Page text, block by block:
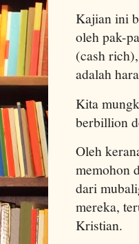
Kajian ini
oleh pak-
(cash
adalah
Kita
berbillion
Oleh
memohon
dari
mereka,
Kristian.